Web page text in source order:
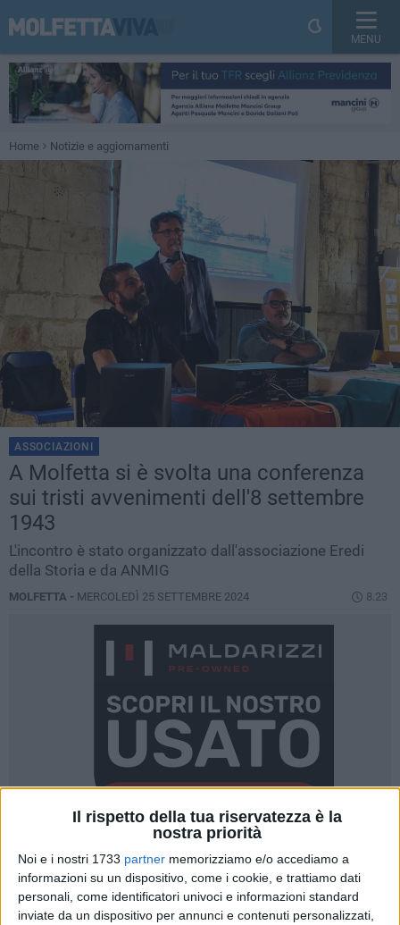
Il rispetto della tua riservatezza è la
nostra priorità
Noi e i nostri 1733 partner memorizziamo e/o accediamo a
informazioni su un dispositivo, come i cookie, e trattiamo dati
personali, come identificatori univoci e informazioni standard
inviate da un dispositivo per annunci e contenuti personalizzati,
MENU
Home Notizie e aggiornamenti
ASSOCIAZIONI
A Molfetta si è svolta una conferenza
sui tristi avvenimenti dell'8 settembre
1943
L'incontro è stato organizzato dall'associazione Eredi
della Storia e da ANMIG
MOLFETTA - MERCOLEDÌ 25 SETTEMBRE 2024 8.23
35